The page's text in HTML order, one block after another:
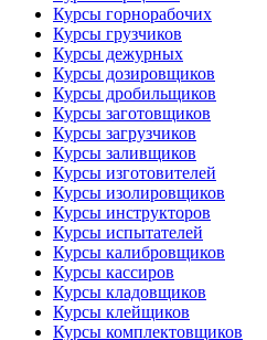
Курсы горнорабочих
Курсы грузчиков
Курсы дежурных
Курсы дозировщиков
Курсы дробильщиков
Курсы заготовщиков
Курсы загрузчиков
Курсы заливщиков
Курсы изготовителей
Курсы изолировщиков
Курсы инструкторов
Курсы испытателей
Курсы калибровщиков
Курсы кассиров
Курсы кладовщиков
Курсы клейщиков
Курсы комплектовщиков